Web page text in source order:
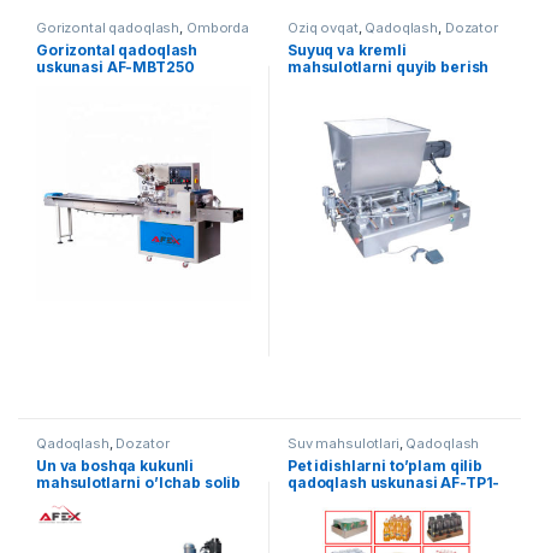
Gorizontal qadoqlash, Omborda
mavjud uskunalar Qadoqlash
Gorizontal qadoqlash
uskunasi AF-MBT250
Oziq ovqat, Qadoqlash, Dozator
Suyuq va kremli
mahsulotlarni quyib berish
Qadoqlash, Dozator
Un va boshqa kukunli
mahsulotlarni o’lchab solib
Suv mahsulotlari, Qadoqlash
Pet idishlarni to’plam qilib
qadoqlash uskunasi AF-TP1-